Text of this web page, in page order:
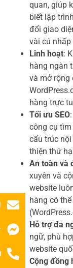
quan, giúp
biết lập
đổi giao
vài cú nhấp
Linh hoạt:
hàng ngàn
và mở rộng
hàng trực
Tối ưu SEO
công cụ tìm
cấu trúc
thiện thứ
An toàn và
xuyên và
website
hàng có
Hỗ trợ đa
ngữ, phù
website
Cộng đồng